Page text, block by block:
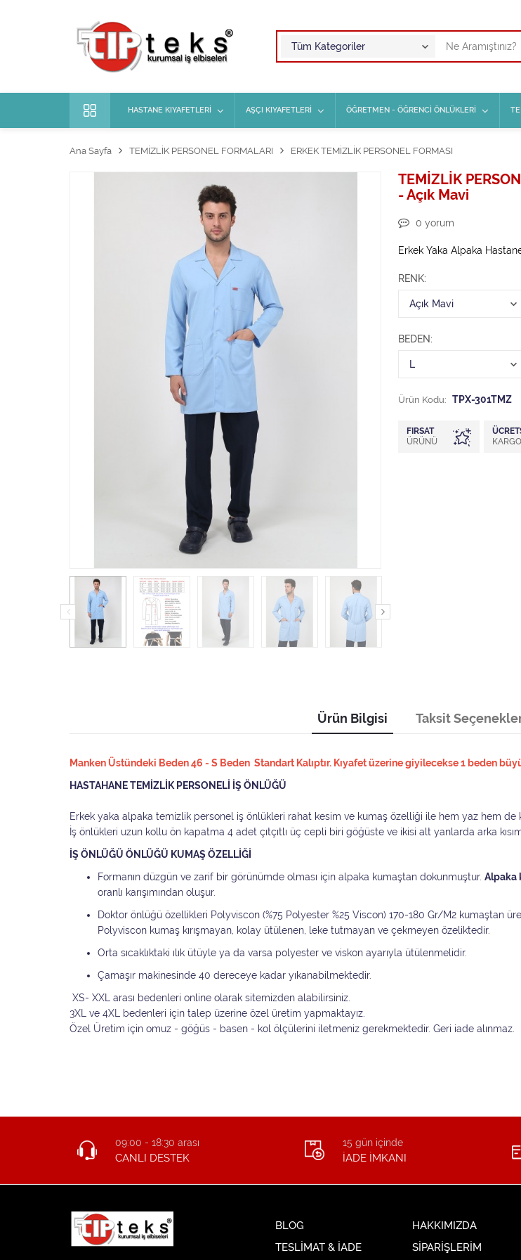
HASTANE KIYAFETLERİ AŞÇI KIYAFETLERİ ÖĞRETMEN - ÖĞRENCİ ÖNLÜKLERİ
Ana Sayfa TEMİZLİK PERSONEL FORMALARI ERKEK TEMİZLİK PERSONEL FORMASI
TEMİZLİK
- Açık Mavi
0 yorum
Erkek Yaka Alpaka
RENK
BEDEN
Ürün Kodu: TPX-301TMZ
FIRSAT
ÜRÜNÜ
KARGO
Ürün Bilgisi Taksit
Manken Üstündeki Beden 46 - S Beden Standart Kalıptır. Kıyafet üzerine giyilecekse 1 beden
HASTAHANE TEMİZLİK PERSONELİ İŞ ÖNLÜĞÜ
Erkek yaka alpaka temizlik personel iş önlükleri rahat kesim ve kumaş özelliği ile hem yaz hem de
İş önlükleri uzun kollu ön kapatma 4 adet çıtçıtlı üç cepli biri göğüste ve ikisi alt yanlarda arka
İŞ ÖNLÜĞÜ ÖNLÜĞÜ KUMAŞ ÖZELLİĞİ
Formanın düzgün ve zarif bir görünümde olması için alpaka kumaştan dokunmuştur. Alpaka
oranlı karışımından oluşur.
Doktor önlüğü özellikleri Polyviscon (%75 Polyester %25 Viscon) 170-180 Gr/M2 kumaştan
Polyviscon kumaş kırışmayan, kolay ütülenen, leke tutmayan ve çekmeyen özeliktedir.
Orta sıcaklıktaki ılık ütüyle ya da varsa polyester ve viskon ayarıyla ütülenmelidir.
Çamaşır makinesinde 40 dereceye kadar yıkanabilmektedir.
XS- XXL arası bedenleri online olarak sitemizden alabilirsiniz.
3XL ve 4XL bedenleri için talep üzerine özel üretim yapmaktayız.
Özel Üretim için omuz - göğüs - basen - kol ölçülerini iletmeniz gerekmektedir. Geri iade alınmaz.
09:00 - 18:30 arası
CANLI DESTEK
15 gün içinde
İADE İMKANI
BLOG HAKKIMIZDA
TESLİMAT & İADE
SİPARİŞLERİM